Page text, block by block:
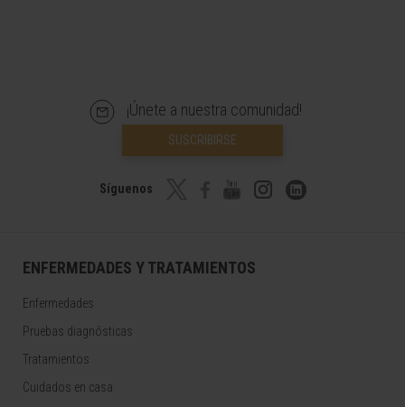
¡Únete a nuestra comunidad!
SUSCRIBIRSE
Síguenos
ENFERMEDADES Y TRATAMIENTOS
Enfermedades
Pruebas diagnósticas
Tratamientos
Cuidados en casa